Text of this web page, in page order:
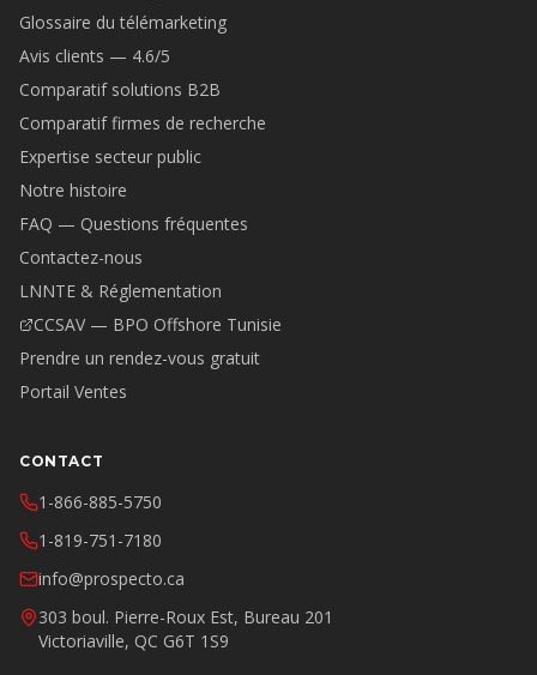
Glossaire du télémarketing
Avis clients — 4.6/5
Comparatif solutions B2B
Comparatif firmes de recherche
Expertise secteur public
Notre histoire
FAQ — Questions fréquentes
Contactez-nous
LNNTE & Réglementation
CCSAV — BPO Offshore Tunisie
Prendre un rendez-vous gratuit
Portail Ventes
CONTACT
1-866-885-5750
1-819-751-7180
info@prospecto.ca
303 boul. Pierre-Roux Est, Bureau 201
Victoriaville, QC G6T 1S9